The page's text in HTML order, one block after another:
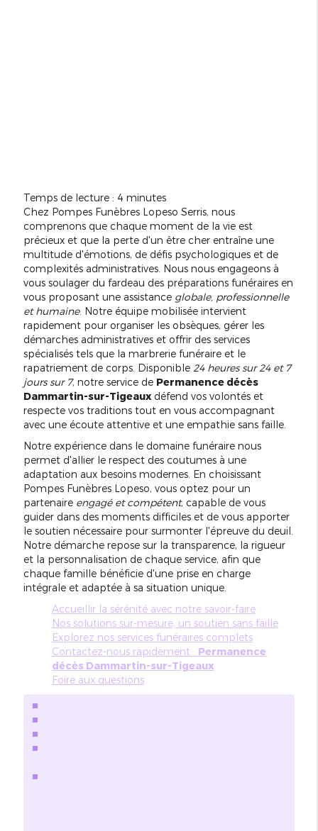
Temps de lecture : 4 minutes
Chez Pompes Funèbres Lopeso Serris, nous
comprenons que chaque moment de la vie est
précieux et que la perte d'un être cher entraîne une
multitude d'émotions, de défis psychologiques et de
complexités administratives. Nous nous engageons à
vous soulager du fardeau des préparations funéraires en
vous proposant une assistance globale, professionnelle
et humaine. Notre équipe mobilisée intervient
rapidement pour organiser les obsèques, gérer les
démarches administratives et offrir des services
spécialisés tels que la marbrerie funéraire et le
rapatriement de corps. Disponible 24 heures sur 24 et 7
jours sur 7, notre service de Permanence décès
Dammartin-sur-Tigeauxdéfend vos volontés et
respecte vos traditions tout en vous accompagnant
avec une écoute attentive et une empathie sans faille.
Notre expérience dans le domaine funéraire nous
permet d'allier le respect des coutumes à une
adaptation aux besoins modernes. En choisissant
Pompes Funèbres Lopeso, vous optez pour un
partenaire engagé et compétent, capable de vous
guider dans des moments difficiles et de vous apporter
le soutien nécessaire pour surmonter l'épreuve du deuil.
Notre démarche repose sur la transparence, la rigueur
et la personnalisation de chaque service, afin que
chaque famille bénéficie d'une prise en charge
intégrale et adaptée à sa situation unique.
Accueillir la sérénité avec notre savoir-faire
Nos solutions sur-mesure, un soutien sans faille
Explorez nos services funéraires complets
Contactez-nous rapidement : Permanence
décès Dammartin-sur-Tigeaux
Foire aux questions